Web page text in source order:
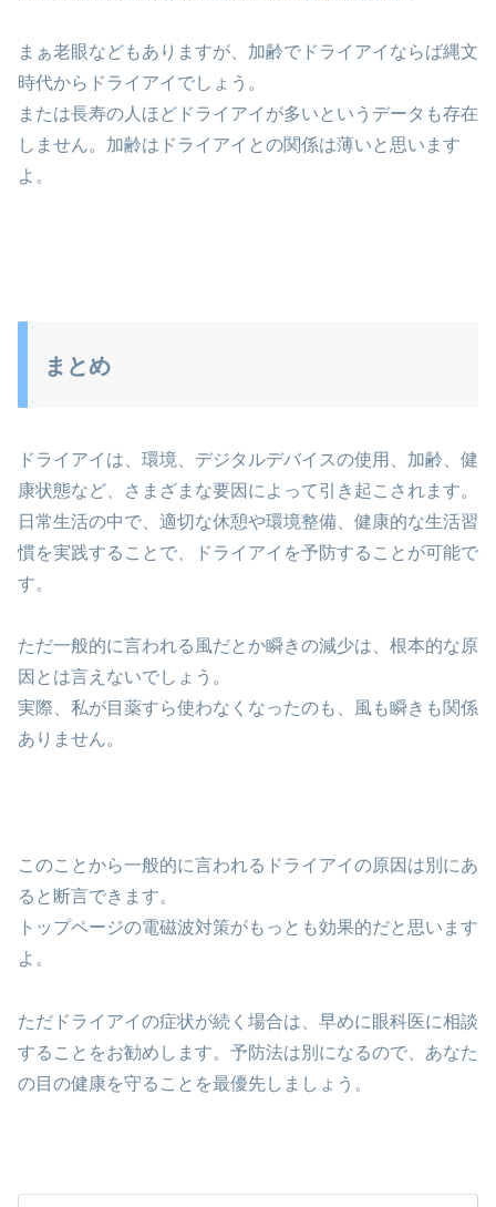
まぁ老眼などもありますが、加齢でドライアイならば縄文
時代からドライアイでしょう。
または長寿の人ほどドライアイが多いというデータも存在
しません。加齢はドライアイとの関係は薄いと思います
よ。
まとめ
ドライアイは、環境、デジタルデバイスの使用、加齢、健
康状態など、さまざまな要因によって引き起こされます。
日常生活の中で、適切な休憩や環境整備、健康的な生活習
慣を実践することで、ドライアイを予防することが可能で
す。
ただ一般的に言われる風だとか瞬きの減少は、根本的な原
因とは言えないでしょう。
実際、私が目薬すら使わなくなったのも、風も瞬きも関係
ありません。
このことから一般的に言われるドライアイの原因は別にあ
ると断言できます。
トップページの電磁波対策がもっとも効果的だと思います
よ。
ただドライアイの症状が続く場合は、早めに眼科医に相談
することをお勧めします。予防法は別になるので、あなた
の目の健康を守ることを最優先しましょう。